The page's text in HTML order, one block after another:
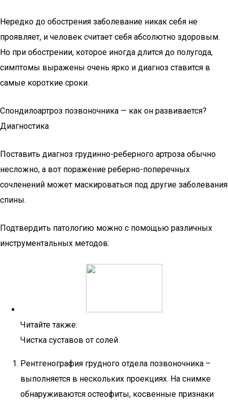
Нередко до обострения заболевание никак себя не
проявляет, и человек считает себя абсолютно здоровым.
Но при обострении, которое иногда длится до полугода,
симптомы выражены очень ярко и диагноз ставится в
самые короткие сроки.
Спондилоартроз позвоночника — как он развивается?
Диагностика
Поставить диагноз грудинно-реберного артроза обычно
несложно, а вот поражение реберно-поперечных
сочленений может маскироваться под другие заболевания
спины.
Подтвердить патологию можно с помощью различных
инструментальных методов:
Читайте также:
Чистка суставов от солей
Рентгенография грудного отдела позвоночника –
выполняется в нескольких проекциях. На снимке
обнаруживаются остеофиты, косвенные признаки